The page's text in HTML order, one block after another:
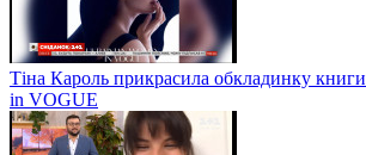
Тіна Кароль прикрасила обкладинку
in VOGUE